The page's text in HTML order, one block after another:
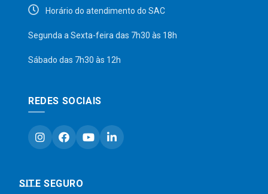
Horário do atendimento do SAC
Segunda a Sexta-feira das 7h30 às 18h
Sábado das 7h30 às 12h
REDES SOCIAIS
SITE SEGURO